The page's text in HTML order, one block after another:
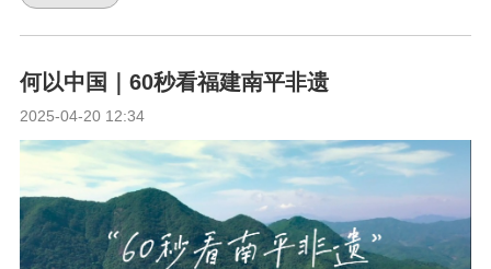
何以中国｜60秒看福建南平非遗
2025-04-20 12:34